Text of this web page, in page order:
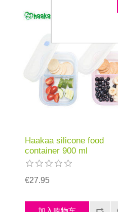
Haakaa silicone food
container 900 ml
€27.95